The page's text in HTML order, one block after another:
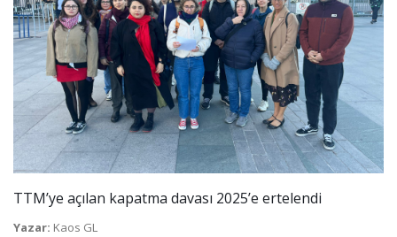
TTM’ye açılan kapatma davası 2025’e ertelendi
Yazar: Kaos GL